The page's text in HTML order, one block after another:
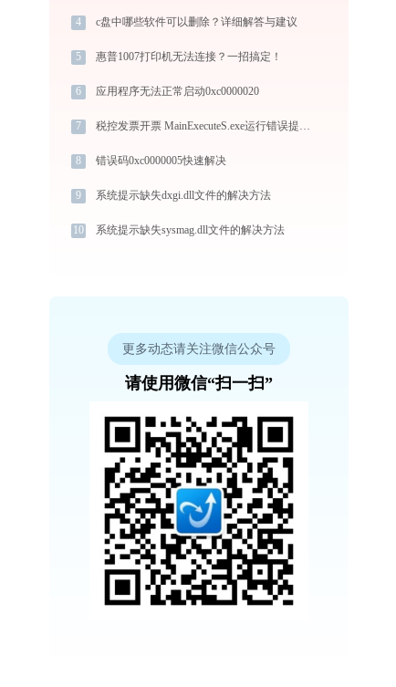
4 c盘中哪些软件可以删除？详细解答与建议
5 惠普1007打印机无法连接？一招搞定！
6 应用程序无法正常启动0xc0000020
7 税控发票开票 MainExecuteS.exe运行错误提示0xc000000d的解决办法
8 错误码0xc0000005快速解决
9 系统提示缺失dxgi.dll文件的解决方法
10 系统提示缺失sysmag.dll文件的解决方法
更多动态请关注微信公众号
请使用微信“扫一扫”